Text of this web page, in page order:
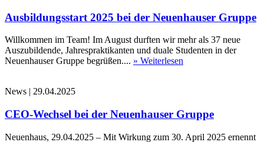
Ausbildungsstart 2025 bei der Neuenhauser Gruppe
Willkommen im Team! Im August durften wir mehr als 37 neue
Auszubildende, Jahrespraktikanten und duale Studenten in der
Neuenhauser Gruppe begrüßen.... » Weiterlesen
News | 29.04.2025
CEO-Wechsel bei der Neuenhauser Gruppe
Neuenhaus, 29.04.2025 – Mit Wirkung zum 30. April 2025 ernennt